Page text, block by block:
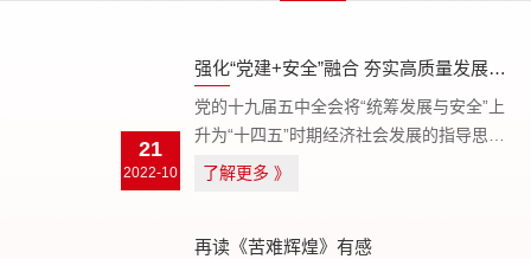
21
2022-10
强化“党建+安全”融合 夯实高质量发展基础
党的十九届五中全会将“统筹发展与安全”上
升为“十四五”时期经济社会发展的指导思
想。2021年新修订的《安全生产法》第三条
工作重要论述和...
了解更多》
再读《苦难辉煌》有感